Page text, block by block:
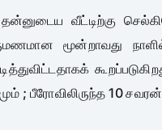
வீட்டிற்கு
மூன்றாவது
; பீரோவிலிருந்த 10